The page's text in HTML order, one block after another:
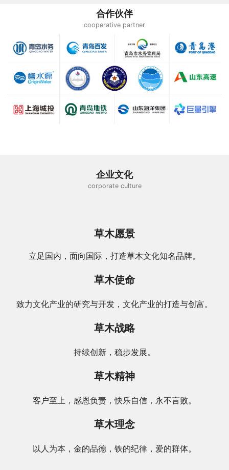
合作伙伴
cooperative partner
企业文化
corporate culture
草木愿景
立足国内，面向国际，打造草木文化知名品牌。
草木使命
致力文化产业的研究与开发，文化产业的打造与创富。
草木战略
持续创新，稳步发展。
草木精神
客户至上，感恩负责，快乐自信，永不言败。
草木理念
以人为本，金的品德，铁的纪律，爱的群体。